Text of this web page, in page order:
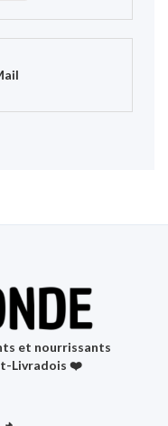
et nourrissants
Livradois ❤️